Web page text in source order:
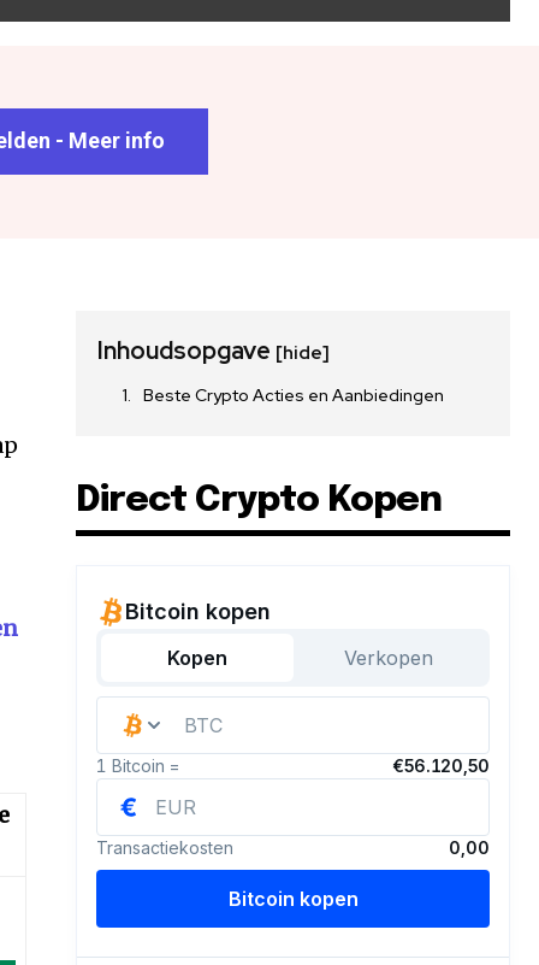
- Meer info
Inhoudsopgave [hide]
Beste Crypto Acties en Aanbiedingen
Direct Crypto Kopen